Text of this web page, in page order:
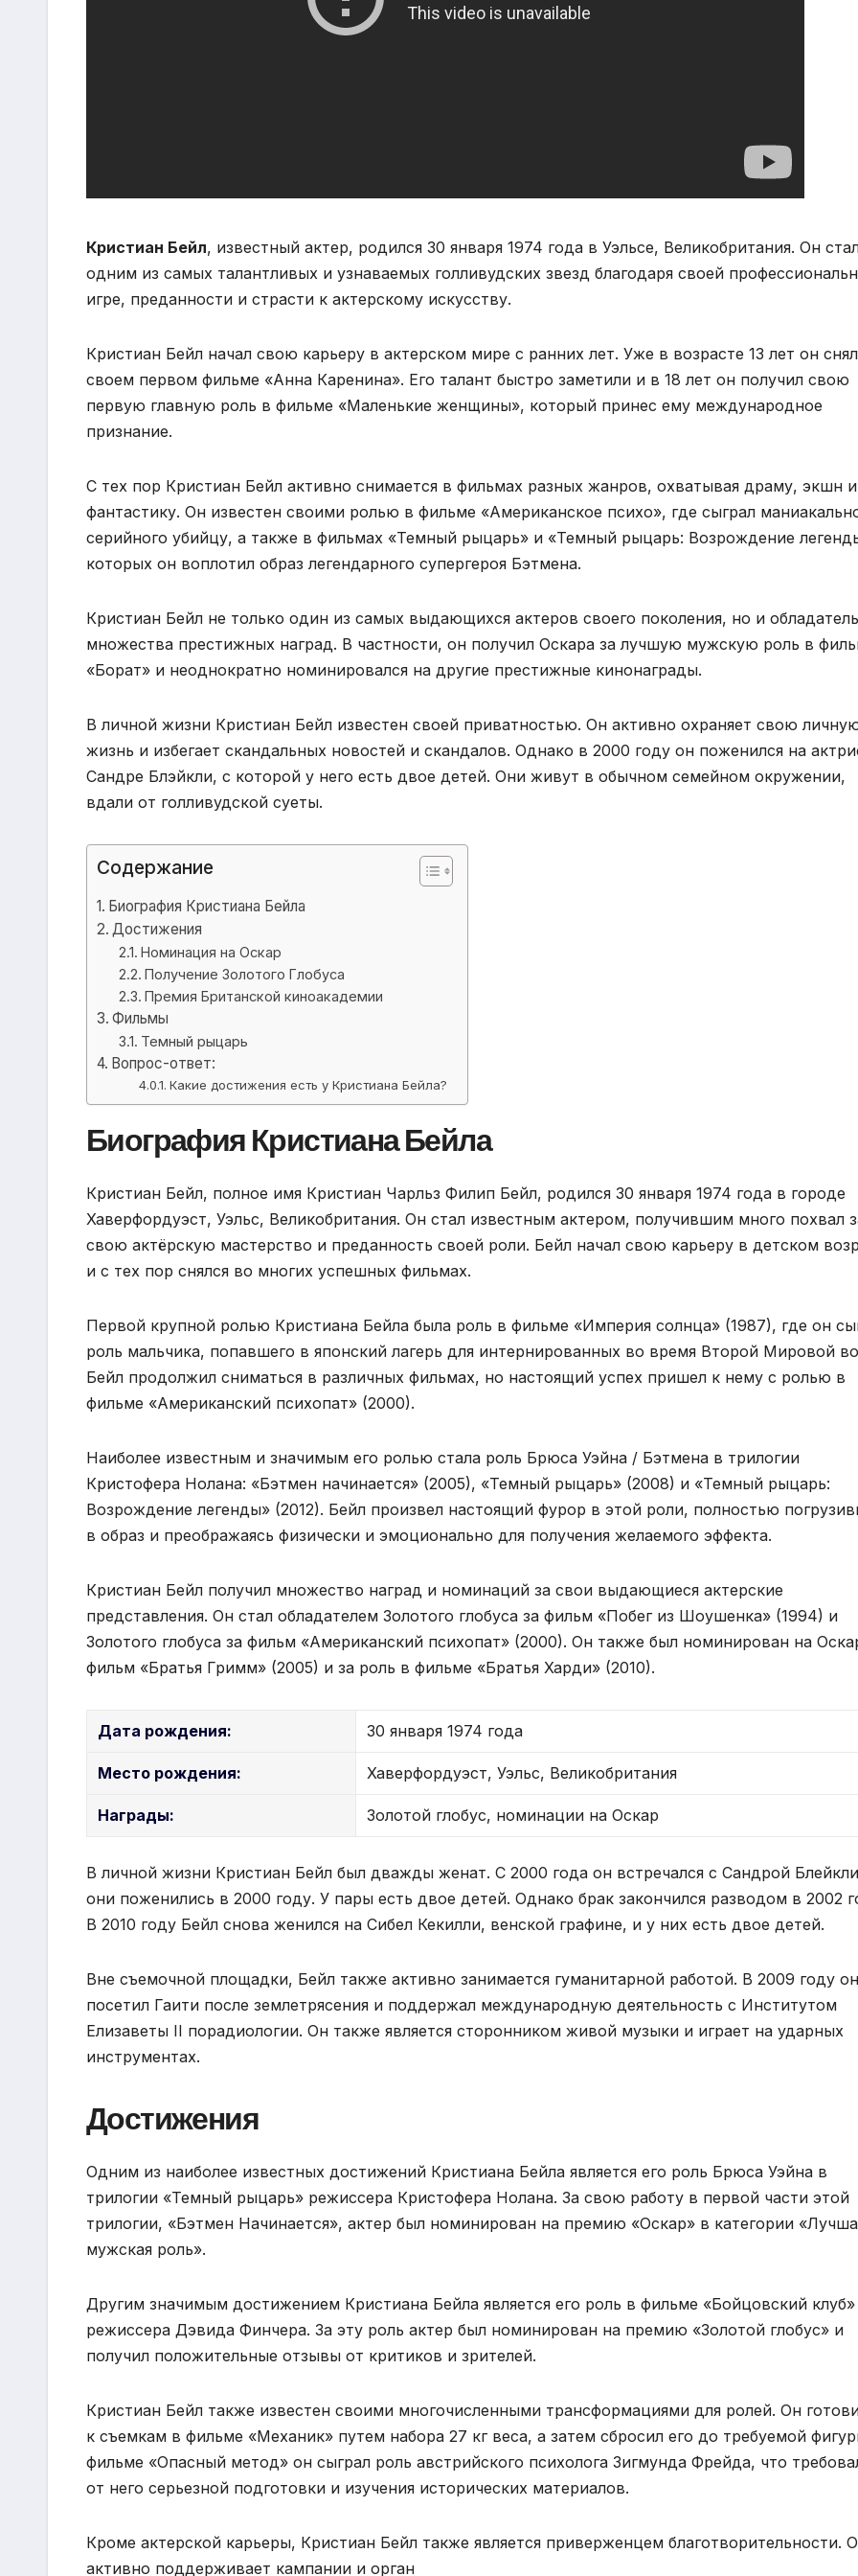
Кристиан Бейл, известный актер, родился 30 января 1974 года в Уэльсе, Великобритания. Он
одним из самых талантливых и узнаваемых голливудских звезд благодаря своей
игре, преданности и страсти к актерскому искусству.
Кристиан Бейл начал свою карьеру в актерском мире с ранних лет. Уже в возрасте 13 лет он
своем первом фильме «Анна Каренина». Его талант быстро заметили и в 18 лет он получил свою
первую главную роль в фильме «Маленькие женщины», который принес ему международное
признание.
С тех пор Кристиан Бейл активно снимается в фильмах разных жанров, охватывая драму, экшн и
фантастику. Он известен своими ролью в фильме «Американское психо», где сыграл
серийного убийцу, а также в фильмах «Темный рыцарь» и «Темный рыцарь: Возрождение
которых он воплотил образ легендарного супергероя Бэтмена.
Кристиан Бейл не только один из самых выдающихся актеров своего поколения, но и обладатель
множества престижных наград. В частности, он получил Оскара за лучшую мужскую роль в
«Борат» и неоднократно номинировался на другие престижные кинонаграды.
В личной жизни Кристиан Бейл известен своей приватностью. Он активно охраняет свою
жизнь и избегает скандальных новостей и скандалов. Однако в 2000 году он поженился на
Сандре Блэйкли, с которой у него есть двое детей. Они живут в обычном семейном окружении,
вдали от голливудской суеты.
Содержание
Биография Кристиана Бейла
Достижения
Номинация на Оскар
Получение Золотого Глобуса
Премия Британской киноакадемии
Фильмы
Темный рыцарь
Вопрос-ответ:
Какие достижения есть у Кристиана Бейла?
Биография Кристиана Бейла
Кристиан Бейл, полное имя Кристиан Чарльз Филип Бейл, родился 30 января 1974 года в городе
Хаверфордуэст, Уэльс, Великобритания. Он стал известным актером, получившим много похвал
свою актёрскую мастерство и преданность своей роли. Бейл начал свою карьеру в детском
и с тех пор снялся во многих успешных фильмах.
Первой крупной ролью Кристиана Бейла была роль в фильме «Империя солнца» (1987), где он
роль мальчика, попавшего в японский лагерь для интернированных во время Второй Мировой
Бейл продолжил сниматься в различных фильмах, но настоящий успех пришел к нему с ролью в
фильме «Американский психопат» (2000).
Наиболее известным и значимым его ролью стала роль Брюса Уэйна / Бэтмена в трилогии
Кристофера Нолана: «Бэтмен начинается» (2005), «Темный рыцарь» (2008) и «Темный рыцарь:
Возрождение легенды» (2012). Бейл произвел настоящий фурор в этой роли, полностью
в образ и преображаясь физически и эмоционально для получения желаемого эффекта.
Кристиан Бейл получил множество наград и номинаций за свои выдающиеся актерские
представления. Он стал обладателем Золотого глобуса за фильм «Побег из Шоушенка» (1994) и
Золотого глобуса за фильм «Американский психопат» (2000). Он также был номинирован на
фильм «Братья Гримм» (2005) и за роль в фильме «Братья Харди» (2010).
Дата рождения: 30 января 1974 года
Место рождения: Хаверфордуэст, Уэльс, Великобритания
Награды: Золотой глобус, номинации на Оскар
В личной жизни Кристиан Бейл был дважды женат. С 2000 года он встречался с Сандрой
они поженились в 2000 году. У пары есть двое детей. Однако брак закончился разводом в 2002
В 2010 году Бейл снова женился на Сибел Кекилли, венской графине, и у них есть двое детей.
Вне съемочной площадки, Бейл также активно занимается гуманитарной работой. В 2009 году он
посетил Гаити после землетрясения и поддержал международную деятельность с Институтом
Елизаветы II порадиологии. Он также является сторонником живой музыки и играет на ударных
инструментах.
Достижения
Одним из наиболее известных достижений Кристиана Бейла является его роль Брюса Уэйна в
трилогии «Темный рыцарь» режиссера Кристофера Нолана. За свою работу в первой части этой
трилогии, «Бэтмен Начинается», актер был номинирован на премию «Оскар» в категории
мужская роль».
Другим значимым достижением Кристиана Бейла является его роль в фильме «Бойцовский клуб»
режиссера Дэвида Финчера. За эту роль актер был номинирован на премию «Золотой глобус» и
получил положительные отзывы от критиков и зрителей.
Кристиан Бейл также известен своими многочисленными трансформациями для ролей. Он
к съемкам в фильме «Механик» путем набора 27 кг веса, а затем сбросил его до требуемой
фильме «Опасный метод» он сыграл роль австрийского психолога Зигмунда Фрейда, что
от него серьезной подготовки и изучения исторических материалов.
Кроме актерской карьеры, Кристиан Бейл также является приверженцем благотворительности.
активно поддерживает кампании и орган